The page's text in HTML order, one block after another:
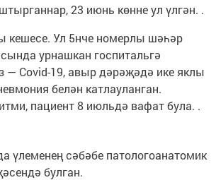
23 июнь көнне ул үлгән. .
кешесе. Ул 5нче номерлы шәһәр
урнашкан госпитальгә
— Covid-19, авыр дәрәҗәдә ике яклы
белән катлауланган.
пациент 8 июльдә вафат була. .
үлеменең сәбәбе патологоанатомик
булган.